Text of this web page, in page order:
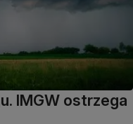
IMGW ostrzega